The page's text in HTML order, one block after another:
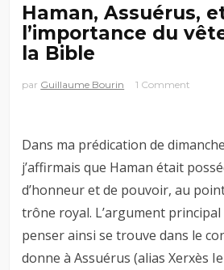
Haman, Assuérus,
l’importance du
la Bible
par Guillaume Bourin 1 Comment
Dans ma prédication de
j’affirmais que Haman était
d’honneur et de pouvoir, au
trône royal. L’argument principal
penser ainsi se trouve dans le
donne à Assuérus (alias Xerxès